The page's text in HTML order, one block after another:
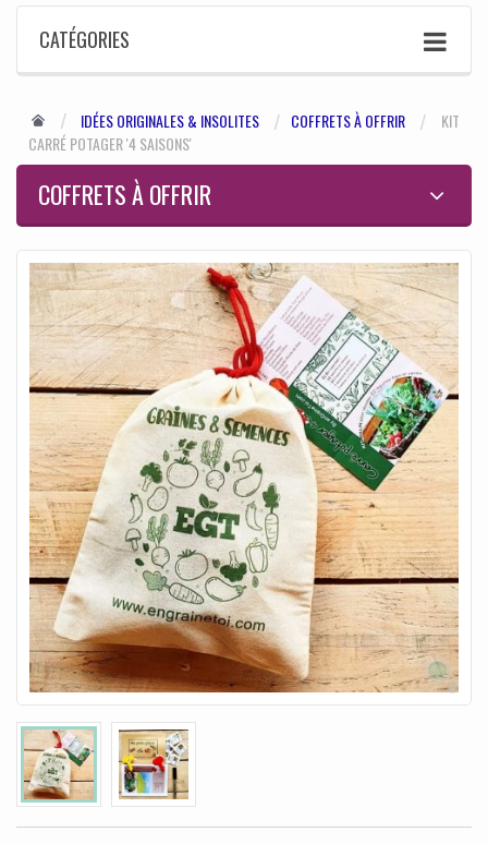
CATÉGORIES
IDÉES ORIGINALES & INSOLITES COFFRETS À OFFRIR
KIT
CARRÉ POTAGER '4 SAISONS'
COFFRETS À OFFRIR